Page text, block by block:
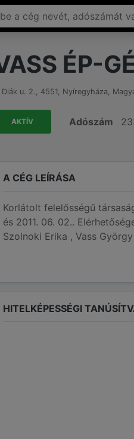
ÉP-
Diák u. 2., 4551, Nyíregyháza,
AKTÍV Adószám
A CÉG LEÍRÁSA
Korlátolt felelősségű
és 2011. 06. 02..
Szolnoki Erika , Vass György
HITELKÉPESSÉGI